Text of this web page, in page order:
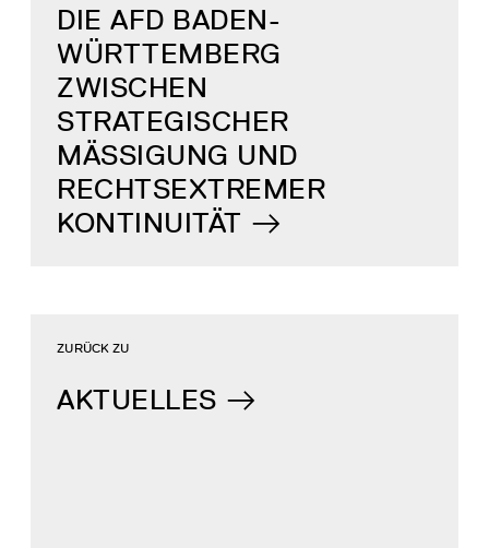
DIE AFD BADEN-
WÜRTTEMBERG
ZWISCHEN
STRATEGISCHER
MÄSSIGUNG UND R
ECHTSEXTREMER K
ONTINUITÄT
AKTUELLES
ZURÜCK ZU